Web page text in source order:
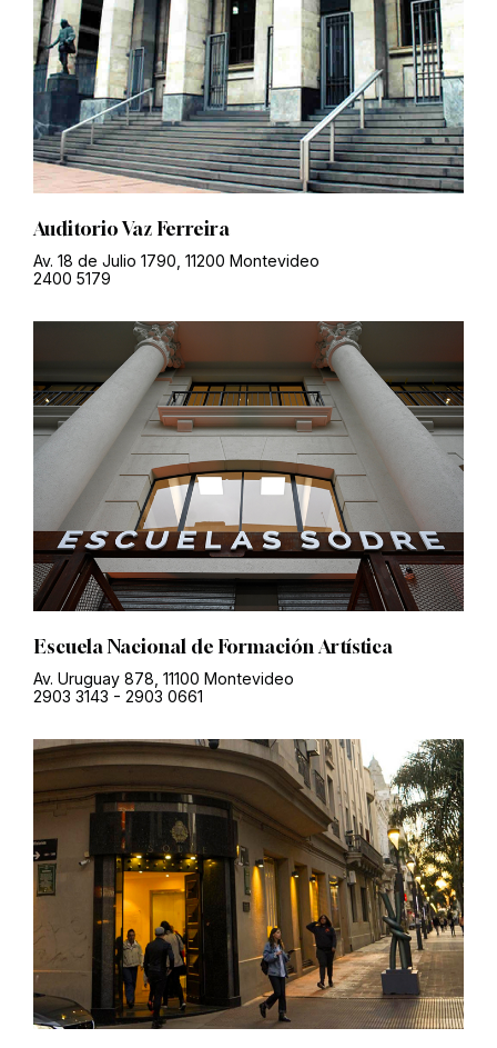
Auditorio Vaz Ferreira
Av. 18 de Julio 1790, 11200 Montevideo
2400 5179
Escuela Nacional de Formación Artística
Av. Uruguay 878, 11100 Montevideo
2903 3143 - 2903 0661